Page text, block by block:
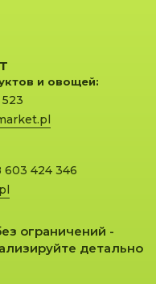
и овощей:
603 424 346
ограничений -
детально